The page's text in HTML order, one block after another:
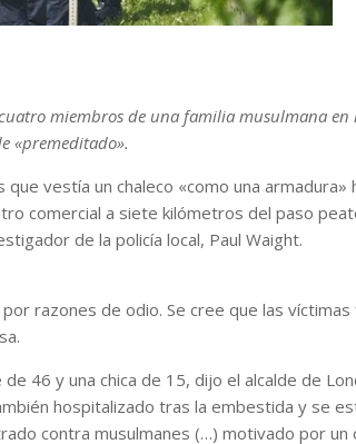
miembros de una familia musulmana
«premeditado».
vestía un chaleco «como una armadura»
comercial a siete kilómetros del paso
de la policía local, Paul Waight.
razones de odio. Se cree que las víctimas
46 y una chica de 15, dijo el alcalde de
hospitalizado tras la embestida y se
contra musulmanes (…) motivado por un